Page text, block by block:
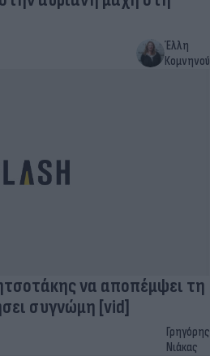
Έλλη
Κομνηνού
να αποπέμψει τη
συγνώμη [vid]
Γρηγόρης
Νιάκας